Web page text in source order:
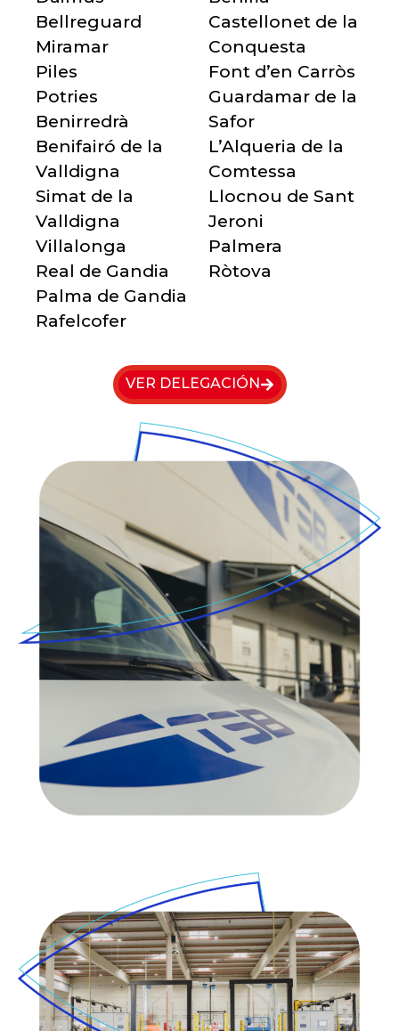
Bellreguard
Miramar
Piles
Potries
Benirredrà
Benifairó de la
Valldigna
Simat de la
Valldigna
Villalonga
Real de Gandia
Palma de Gandia
Rafelcofer
Castellonet de la
Conquesta
Font d’en Carròs
Guardamar de la
Safor
L’Alqueria de la
Comtessa
Llocnou de Sant
Jeroni
Palmera
Ròtova
VER DELEGACIÓN